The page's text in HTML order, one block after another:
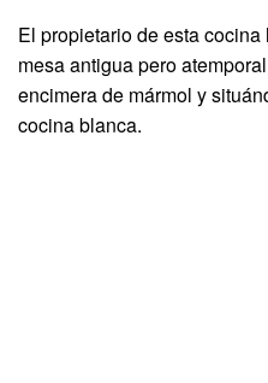
El propietario de esta
mesa antigua pero
encimera de mármol y
cocina blanca.